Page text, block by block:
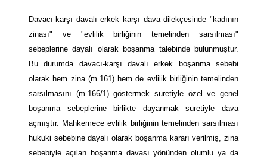
Davacı-karşı davalı erkek karşı dava dilekçesinde "kadının
zinası" ve "evlilik birliğinin temelinden sarsılması"
sebeplerine dayalı olarak boşanma talebinde bulunmuştur.
Bu durumda davacı-karşı davalı erkek boşanma sebebi
olarak hem zina (m.161) hem de evlilik birliğinin temelinden
sarsılmasını (m.166/1) göstermek suretiyle özel ve genel
boşanma sebeplerine birlikte dayanmak suretiyle dava
açmıştır. Mahkemece evlilik birliğinin temelinden sarsılması
hukuki sebebine dayalı olarak boşanma kararı verilmiş, zina
sebebiyle açılan boşanma davası yönünden olumlu ya da